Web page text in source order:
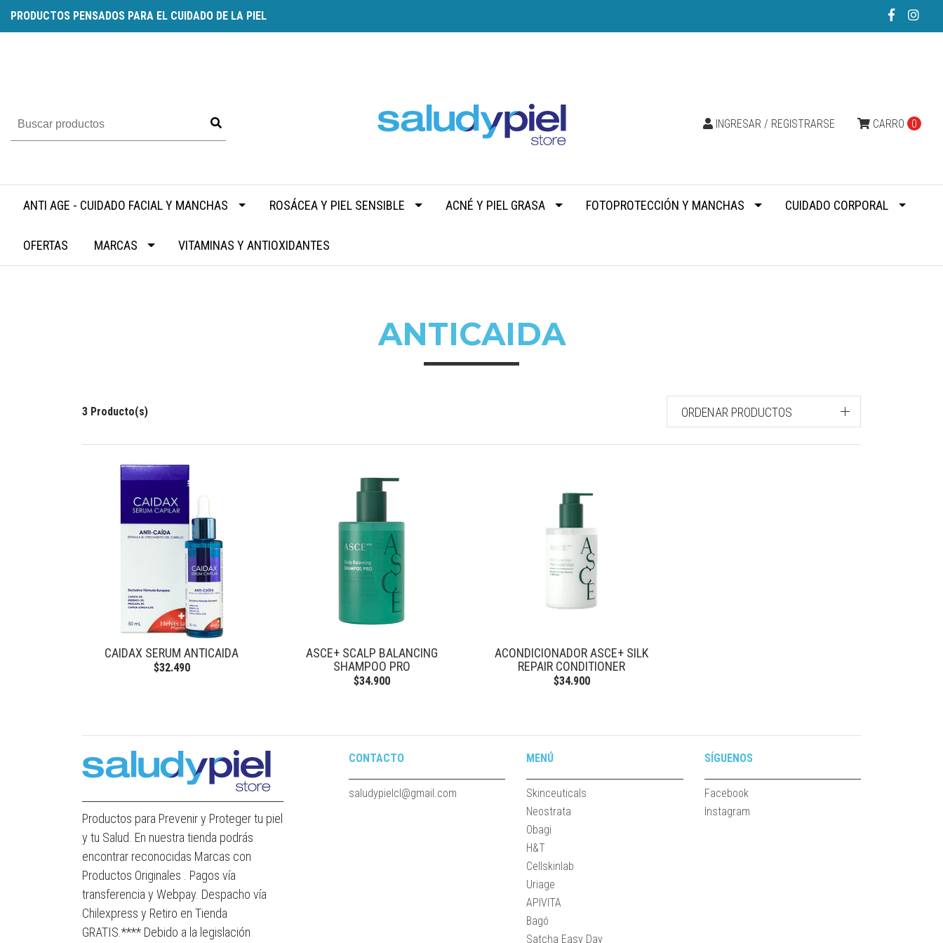
PRODUCTOS PENSADOS PARA EL CUIDADO DE LA PIEL
CARRO 0
INGRESAR / REGISTRARSE
ANTI AGE - CUIDADO FACIAL Y MANCHAS ROSÁCEA Y PIEL SENSIBLE ACNÉ Y PIEL GRASA FOTOPROTECCIÓN Y MANCHAS CUIDADO CORPORAL
OFERTAS MARCAS VITAMINAS Y ANTIOXIDANTES
ANTICAIDA
3 Producto(s) ORDENAR PRODUCTOS
CAIDAX SERUM ANTICAIDA
$32.490
ASCE+ SCALP BALANCING
SHAMPOO PRO
$34.900
ACONDICIONADOR ASCE+ SILK
REPAIR CONDITIONER
$34.900
Productos para Prevenir y Proteger tu piel
y tu Salud. En nuestra tienda podrás
encontrar reconocidas Marcas con
Productos Originales . Pagos vía
transferencia y Webpay. Despacho vía
Chilexpress y Retiro en Tienda
GRATIS.**** Debido a la legislación
CONTACTO
saludypielcl@gmail.com
MENÚ
Skinceuticals
Neostrata
Obagi
H&T
Cellskinlab
Uriage
APIVITA
Bagó
Satcha Easy Day
SÍGUENOS
Facebook
Instagram